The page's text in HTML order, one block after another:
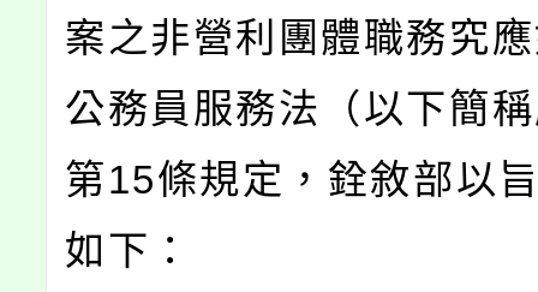
案之非營利團體職務究
公務員服務法（以下簡
第15條規定，銓敘部以
如下：